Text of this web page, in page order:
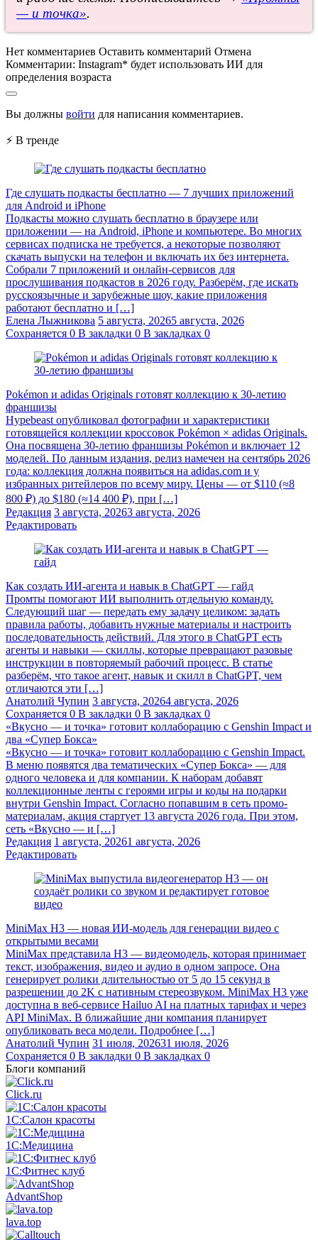
— и точка».
Нет комментариев Оставить комментарий Отмена
Комментарии: Instagram* будет использовать ИИ для
определения возраста
Вы должны войти для написания комментариев.
⚡ В тренде
Где слушать подкасты бесплатно — 7 лучших приложений
для Android и iPhone
Подкасты можно слушать бесплатно в браузере или
приложении — на Android, iPhone и компьютере. Во многих
сервисах подписка не требуется, а некоторые позволяют
скачать выпуски на телефон и включать их без интернета.
Собрали 7 приложений и онлайн-сервисов для
прослушивания подкастов в 2026 году. Разберём, где искать
русскоязычные и зарубежные шоу, какие приложения
работают бесплатно и […]
Елена Лыжникова 5 августа, 20265 августа, 2026
Сохраняется 0 В закладки 0 В закладках 0
Pokémon и adidas Originals готовят коллекцию к 30-летию
франшизы
Hypebeast опубликовал фотографии и характеристики
готовящейся коллекции кроссовок Pokémon × adidas Originals.
Она посвящена 30-летию франшизы Pokémon и включает 12
моделей. По данным издания, релиз намечен на сентябрь 2026
года: коллекция должна появиться на adidas.com и у
избранных ритейлеров по всему миру. Цены — от $110 (≈8
800 ₽) до $180 (≈14 400 ₽), при […]
Редакция 3 августа, 20263 августа, 2026
Редактировать
Как создать ИИ-агента и навык в ChatGPT — гайд
Промты помогают ИИ выполнить отдельную команду.
Следующий шаг — передать ему задачу целиком: задать
правила работы, добавить нужные материалы и настроить
последовательность действий. Для этого в ChatGPT есть
агенты и навыки — скиллы, которые превращают разовые
инструкции в повторяемый рабочий процесс. В статье
разберём, что такое агент, навык и скилл в ChatGPT, чем
отличаются эти […]
Анатолий Чупин 3 августа, 20264 августа, 2026
Сохраняется 0 В закладки 0 В закладках 0
«Вкусно — и точка» готовит коллаборацию с Genshin Impact и
два «Супер Бокса»
«Вкусно — и точка» готовит коллаборацию с Genshin Impact.
В меню появятся два тематических «Супер Бокса» — для
одного человека и для компании. К наборам добавят
коллекционные ленты с героями игры и коды на подарки
внутри Genshin Impact. Согласно попавшим в сеть промо-
материалам, акция стартует 13 августа 2026 года. При этом,
сеть «Вкусно — и […]
Редакция 1 августа, 20261 августа, 2026
Редактировать
MiniMax H3 — новая ИИ-модель для генерации видео с
открытыми весами
MiniMax представила H3 — видеомодель, которая принимает
текст, изображения, видео и аудио в одном запросе. Она
генерирует ролики длительностью от 5 до 15 секунд в
разрешении до 2K с нативным стереозвуком. MiniMax H3 уже
доступна в веб-сервисе Hailuo AI на платных тарифах и через
API MiniMax. В ближайшие дни компания планирует
опубликовать веса модели. Подробнее […]
Анатолий Чупин 31 июля, 202631 июля, 2026
Сохраняется 0 В закладки 0 В закладках 0
Блоги компаний
Click.ru
1С:Салон красоты
1С:Медицина
1С:Фитнес клуб
AdvantShop
lava.top